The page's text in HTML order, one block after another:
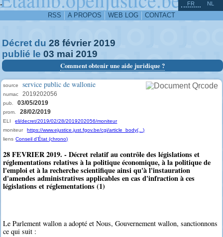
-
RSS A PROPOS WEB LOG CONTACT
FR NL
Décret du 28 février 2019
publié le 03 mai 2019
Comment obtenir une aide juridique ?
source service public de wallonie
numac 2019202056
pub. 03/05/2019
prom. 28/02/2019
ELI
eli/decret/2019/02/28/2019202056/moniteur
moniteur
https://www.ejustice.just.fgov.be/cgi/article_body(...)
liens Conseil d'État (chrono)
28 FEVRIER 2019. - Décret relatif au contrôle des législations et
réglementations relatives à la politique économique, à la politique de
l'emploi et à la recherche scientifique ainsi qu'à l'instauration
d'amendes administratives applicables en cas d'infraction à ces
législations et réglementations (1)
Le Parlement wallon a adopté et Nous, Gouvernement wallon, sanctionnons
ce qui suit :
^